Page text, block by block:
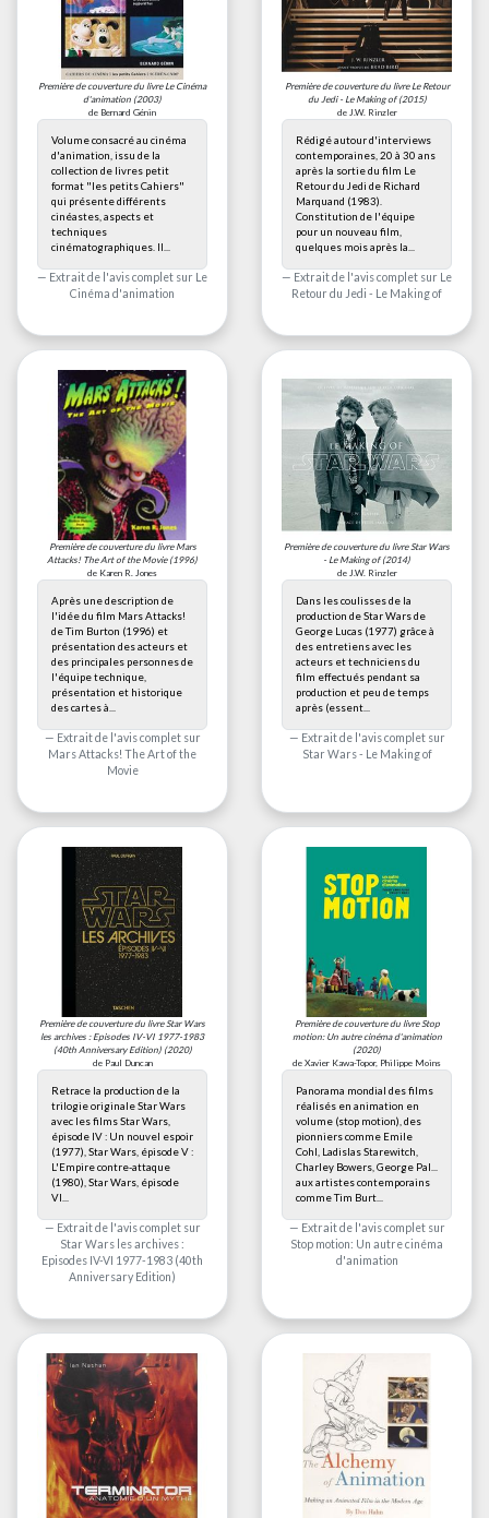
Première de couverture du livreLe Cinéma
d'animation (2003)
de Bernard Génin
Volume consacré au cinéma
d'animation, issu de la
collection de livres petit
format "les petits Cahiers"
qui présente différents
cinéastes, aspects et
techniques
cinématographiques. Il...
Extrait de l'avis complet sur Le
Cinéma d'animation
Première de couverture du livreLe Retour
du Jedi - Le Making of(2015)
de J.W. Rinzler
Rédigé autour d'interviews
contemporaines, 20 à 30 ans
après la sortie du film Le
Retour du Jedi de Richard
Marquand (1983).
Constitution de l'équipe
pour un nouveau film,
quelques mois après la...
Extrait de l'avis complet sur Le
Retour du Jedi - Le Making of
Première de couverture du livreMars
Attacks! The Art of the Movie(1996)
de Karen R. Jones
Après une description de
l'idée du film Mars Attacks!
de Tim Burton (1996) et
présentation des acteurs et
des principales personnes de
l'équipe technique,
présentation et historique
des cartes à...
Extrait de l'avis complet sur
Mars Attacks! The Art of the
Movie
Première de couverture du livreStar Wars
- Le Making of(2014)
de J.W. Rinzler
Dans les coulisses de la
production de Star Wars de
George Lucas (1977) grâce à
des entretiens avec les
acteurs et techniciens du
film effectués pendant sa
production et peu de temps
après (essent...
Extrait de l'avis complet sur
Star Wars - Le Making of
Première de couverture du livreStar Wars
les archives : Episodes IV-VI 1977-1983
(40th Anniversary Edition)(2020)
de Paul Duncan
Retrace la production de la
trilogie originale Star Wars
avec les films Star Wars,
épisode IV : Un nouvel espoir
(1977), Star Wars, épisode V :
L'Empire contre-attaque
(1980), Star Wars, épisode
VI...
Extrait de l'avis complet sur
Star Wars les archives :
Episodes IV-VI 1977-1983 (40th
Anniversary Edition)
Première de couverture du livreStop
motion: Un autre cinéma d'animation
(2020)
de Xavier Kawa-Topor, Philippe Moins
Panorama mondial des films
réalisés en animation en
volume (stop motion), des
pionniers comme Emile
Cohl, Ladislas Starewitch,
Charley Bowers, George Pal...
aux artistes contemporains
comme Tim Burt...
Extrait de l'avis complet sur
Stop motion: Un autre cinéma
d'animation